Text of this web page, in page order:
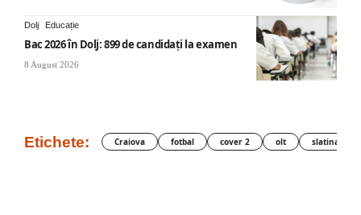
Dolj Educație
Bac 2026 în Dolj: 899 de candidați la examen
8 August 2026
Etichete: Craiova fotbal cover 2 olt slatina